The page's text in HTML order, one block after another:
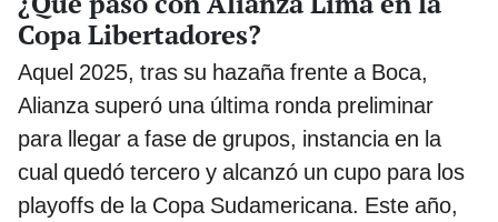
Copa Libertadores?
Aquel 2025, tras su hazaña frente a Boca,
Alianza superó una última ronda preliminar
para llegar a fase de grupos, instancia en la
cual quedó tercero y alcanzó un cupo para los
playoffs de la Copa Sudamericana. Este año,